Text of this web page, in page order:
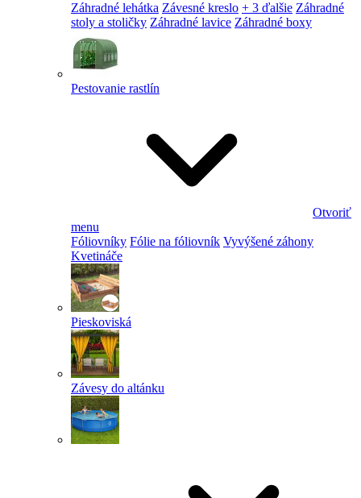
Záhradné lehátka Závesné kreslo + 3 ďalšie Záhradné
stoly a stoličky Záhradné lavice Záhradné boxy
Pestovanie rastlín
Otvoriť
menu
Fóliovníky Fólie na fóliovník Vyvýšené záhony
Kvetináče
Pieskoviská
Závesy do altánku